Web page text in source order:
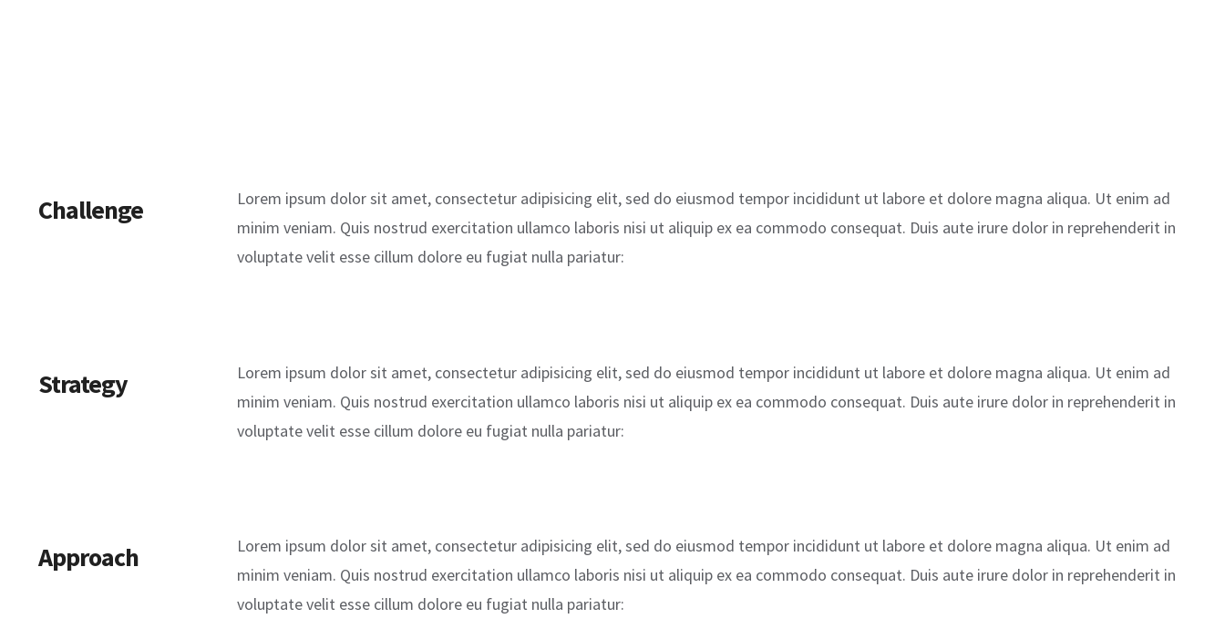
Challenge
Lorem ipsum dolor sit amet, consectetur adipisicing elit, sed do eiusmod tempor incididunt ut labore et dolore magna aliqua. Ut enim ad
minim veniam. Quis nostrud exercitation ullamco laboris nisi ut aliquip ex ea commodo consequat. Duis aute irure dolor in reprehenderit in
voluptate velit esse cillum dolore eu fugiat nulla pariatur:
Strategy
Lorem ipsum dolor sit amet, consectetur adipisicing elit, sed do eiusmod tempor incididunt ut labore et dolore magna aliqua. Ut enim ad
minim veniam. Quis nostrud exercitation ullamco laboris nisi ut aliquip ex ea commodo consequat. Duis aute irure dolor in reprehenderit in
voluptate velit esse cillum dolore eu fugiat nulla pariatur:
Approach
Lorem ipsum dolor sit amet, consectetur adipisicing elit, sed do eiusmod tempor incididunt ut labore et dolore magna aliqua. Ut enim ad
minim veniam. Quis nostrud exercitation ullamco laboris nisi ut aliquip ex ea commodo consequat. Duis aute irure dolor in reprehenderit in
voluptate velit esse cillum dolore eu fugiat nulla pariatur: